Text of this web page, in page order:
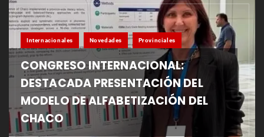
Internacionales Novedades Provinciales
CONGRESO INTERNACIONAL:
DESTACADA PRESENTACIÓN DEL
MODELO DE ALFABETIZACIÓN DEL
CHACO